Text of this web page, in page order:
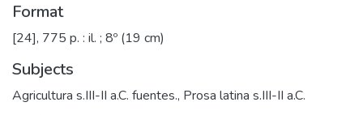
Format
[24], 775 p. : il. ; 8º (19 cm)
Subjects
Agricultura s.III-II a.C. fuentes., Prosa latina s.III-II a.C.